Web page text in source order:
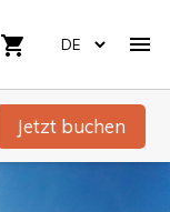

shopping_cart
Jetzt buchen